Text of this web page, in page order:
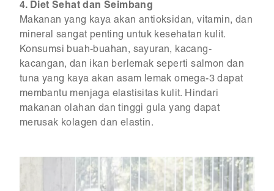
4. Diet Sehat dan Seimbang
Makanan yang kaya akan antioksidan, vitamin, dan
mineral sangat penting untuk kesehatan kulit.
Konsumsi buah-buahan, sayuran, kacang-
kacangan, dan ikan berlemak seperti salmon dan
tuna yang kaya akan asam lemak omega-3 dapat
membantu menjaga elastisitas kulit. Hindari
makanan olahan dan tinggi gula yang dapat
merusak kolagen dan elastin.